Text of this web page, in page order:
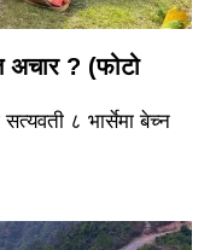
? (फोटो
८ भार्सेमा बेच्न